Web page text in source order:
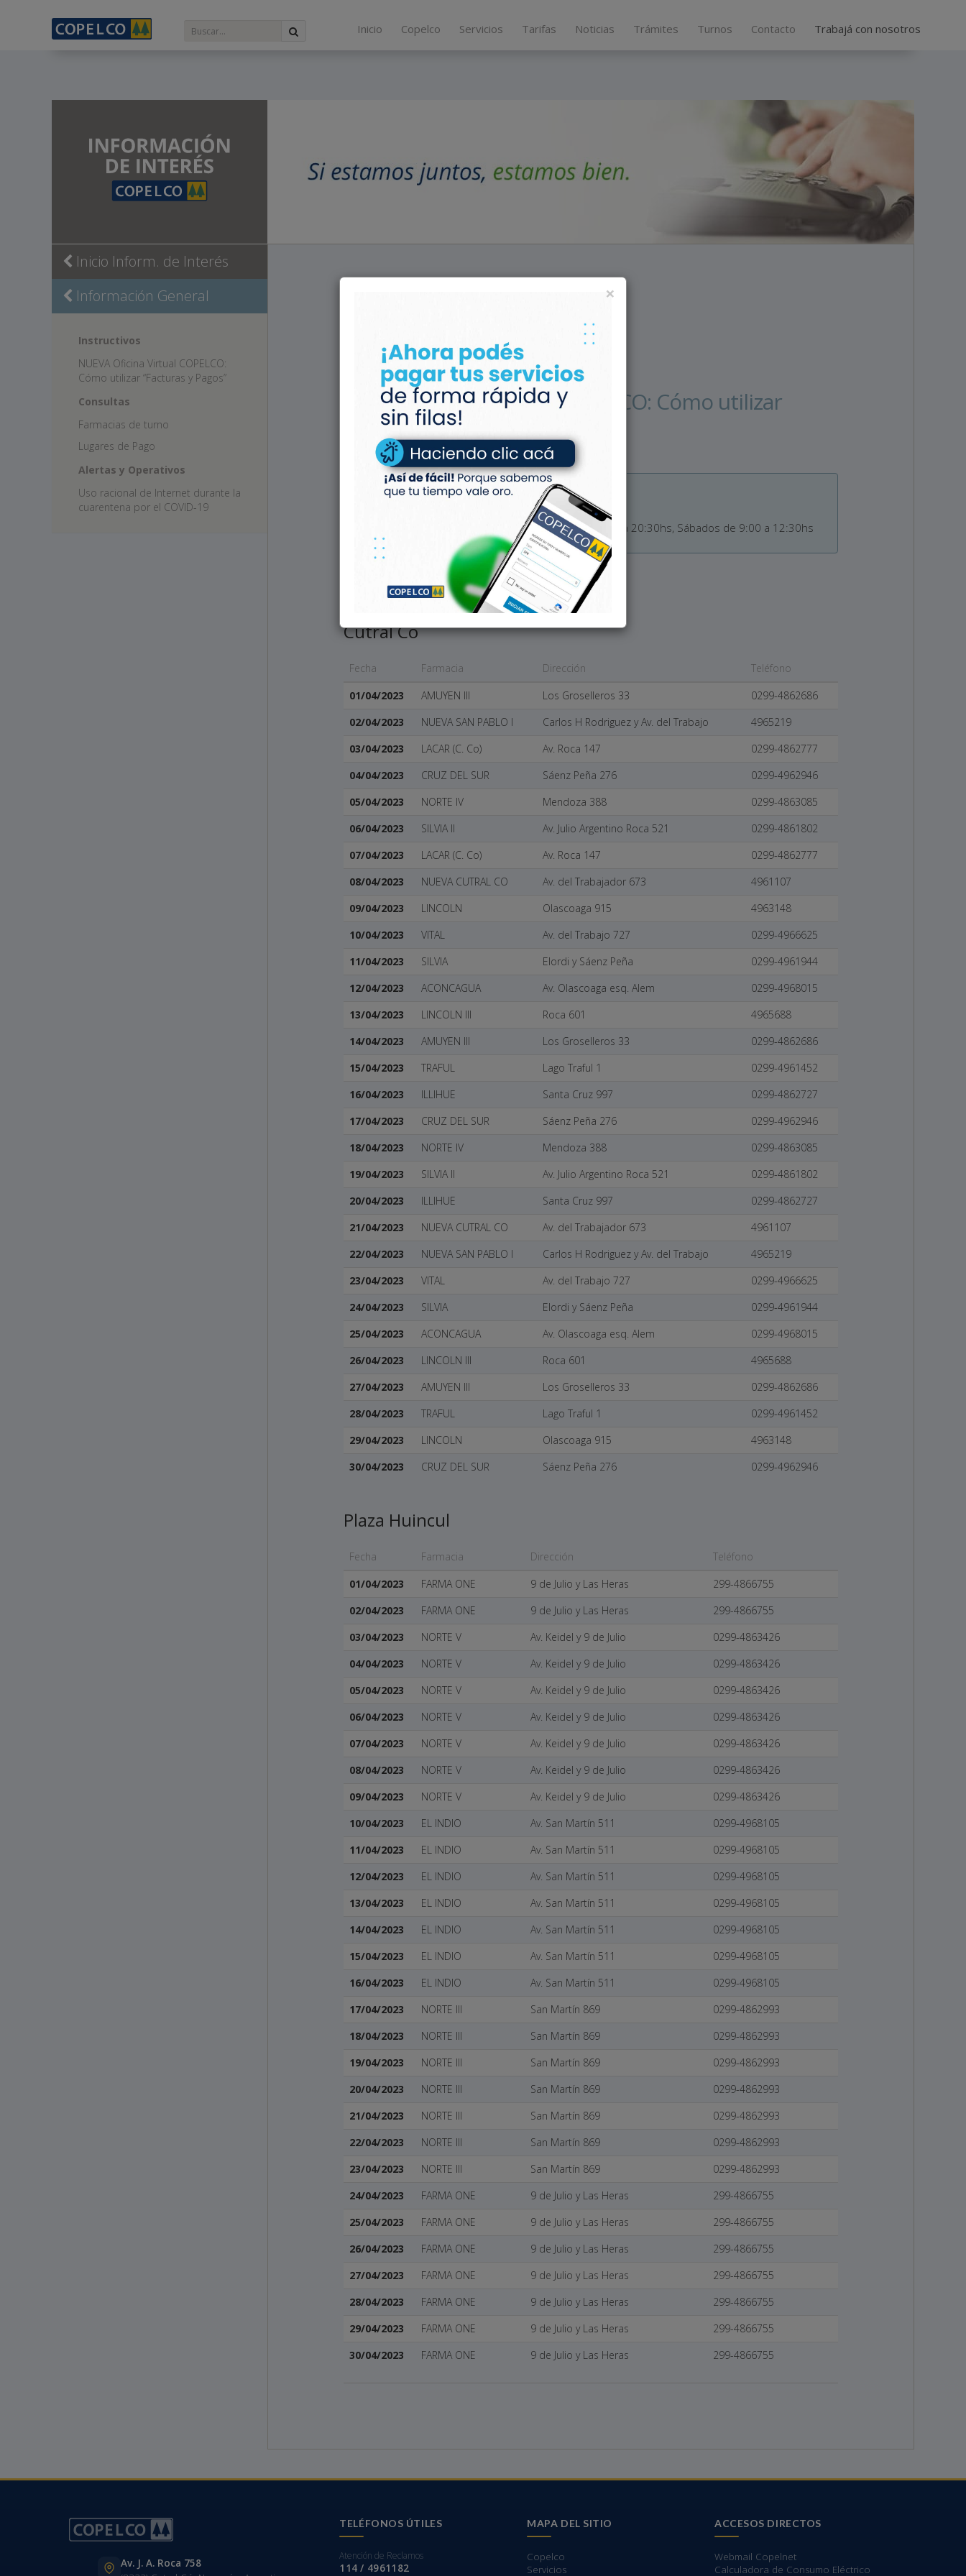
×
Inicio Copelco Servicios Tarifas Noticias Trámites Turnos Contacto Trabajá con nosotros
Inicio Inform. de Interés
Información General
Instructivos
NUEVA Oficina Virtual COPELCO:
Cómo utilizar “Facturas y Pagos”
Consultas
Farmacias de turno
Lugares de Pago
Alertas y Operativos
Uso racional de Internet durante la
cuarentena por el COVID-19
Información General
Instructivos
NUEVA Oficina Virtual COPELCO: Cómo utilizar
“Trámites Online”
Farmacia Social COPELCO
Horarios: Lunes a Viernes de 9:00 a 12:30hs y 17:00 a 20:30hs, Sábados de 9:00 a 12:30hs
Del 01/04/2023 al 30/04/2023
Cutral Co
Fecha Farmacia Dirección
Teléfono
01/04/2023
AMUYEN III Los Groselleros 33
0299-4862686
02/04/2023
NUEVA SAN PABLO I Carlos H Rodriguez y Av. del Trabajo
4965219
03/04/2023
LACAR (C. Co) Av. Roca 147
0299-4862777
04/04/2023
CRUZ DEL SUR Sáenz Peña 276
0299-4962946
05/04/2023
NORTE IV Mendoza 388
0299-4863085
06/04/2023
SILVIA II Av. Julio Argentino Roca 521
0299-4861802
07/04/2023
LACAR (C. Co) Av. Roca 147
0299-4862777
08/04/2023
NUEVA CUTRAL CO Av. del Trabajador 673
4961107
09/04/2023
LINCOLN Olascoaga 915
4963148
10/04/2023
VITAL Av. del Trabajo 727
0299-4966625
11/04/2023
SILVIA Elordi y Sáenz Peña
0299-4961944
12/04/2023
ACONCAGUA Av. Olascoaga esq. Alem
0299-4968015
13/04/2023
LINCOLN III Roca 601
4965688
14/04/2023
AMUYEN III Los Groselleros 33
0299-4862686
15/04/2023
TRAFUL Lago Traful 1
0299-4961452
16/04/2023
ILLIHUE Santa Cruz 997
0299-4862727
17/04/2023
CRUZ DEL SUR Sáenz Peña 276
0299-4962946
18/04/2023
NORTE IV Mendoza 388
0299-4863085
19/04/2023
SILVIA II Av. Julio Argentino Roca 521
0299-4861802
20/04/2023
ILLIHUE Santa Cruz 997
0299-4862727
21/04/2023
NUEVA CUTRAL CO Av. del Trabajador 673
4961107
22/04/2023
NUEVA SAN PABLO I Carlos H Rodriguez y Av. del Trabajo
4965219
23/04/2023
VITAL Av. del Trabajo 727
0299-4966625
24/04/2023
SILVIA Elordi y Sáenz Peña
0299-4961944
25/04/2023
ACONCAGUA Av. Olascoaga esq. Alem
0299-4968015
26/04/2023
LINCOLN III Roca 601
4965688
27/04/2023
AMUYEN III Los Groselleros 33
0299-4862686
28/04/2023
TRAFUL Lago Traful 1
0299-4961452
29/04/2023
LINCOLN Olascoaga 915
4963148
30/04/2023
CRUZ DEL SUR Sáenz Peña 276 0299-4962946
Plaza Huincul
Fecha Farmacia Dirección
Teléfono
01/04/2023
FARMA ONE 9 de Julio y Las Heras
299-4866755
02/04/2023
FARMA ONE 9 de Julio y Las Heras
299-4866755
03/04/2023
NORTE V Av. Keidel y 9 de Julio
0299-4863426
04/04/2023
NORTE V Av. Keidel y 9 de Julio
0299-4863426
05/04/2023
NORTE V Av. Keidel y 9 de Julio
0299-4863426
06/04/2023
NORTE V Av. Keidel y 9 de Julio
0299-4863426
07/04/2023
NORTE V Av. Keidel y 9 de Julio
0299-4863426
08/04/2023
NORTE V Av. Keidel y 9 de Julio
0299-4863426
09/04/2023
NORTE V Av. Keidel y 9 de Julio
0299-4863426
10/04/2023
EL INDIO Av. San Martín 511
0299-4968105
11/04/2023
EL INDIO Av. San Martín 511
0299-4968105
12/04/2023
EL INDIO Av. San Martín 511
0299-4968105
13/04/2023
EL INDIO Av. San Martín 511
0299-4968105
14/04/2023
EL INDIO Av. San Martín 511
0299-4968105
15/04/2023
EL INDIO Av. San Martín 511
0299-4968105
16/04/2023
EL INDIO Av. San Martín 511
0299-4968105
17/04/2023
NORTE III San Martín 869
0299-4862993
18/04/2023
NORTE III San Martín 869
0299-4862993
19/04/2023
NORTE III San Martín 869
0299-4862993
20/04/2023
NORTE III San Martín 869
0299-4862993
21/04/2023
NORTE III San Martín 869
0299-4862993
22/04/2023
NORTE III San Martín 869
0299-4862993
23/04/2023
NORTE III San Martín 869
0299-4862993
24/04/2023
FARMA ONE 9 de Julio y Las Heras
299-4866755
25/04/2023
FARMA ONE 9 de Julio y Las Heras
299-4866755
26/04/2023
FARMA ONE 9 de Julio y Las Heras
299-4866755
27/04/2023
FARMA ONE 9 de Julio y Las Heras
299-4866755
28/04/2023
FARMA ONE 9 de Julio y Las Heras
299-4866755
29/04/2023
FARMA ONE 9 de Julio y Las Heras
299-4866755
30/04/2023
FARMA ONE 9 de Julio y Las Heras 299-4866755
Av. J. A. Roca 758
TELÉFONOS ÚTILES
Atención de Reclamos
114 / 4961182
MAPA DEL SITIO
Copelco
Servicios
ACCESOS DIRECTOS
Webmail Copelnet
Calculadora de Consumo Eléctrico